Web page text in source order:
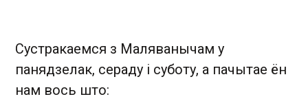
Сустракаемся з Маляванычам у
панядзелак, сераду і суботу, а пачытае ён
нам вось што: